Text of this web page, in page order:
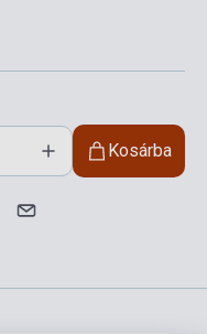
Kosárba